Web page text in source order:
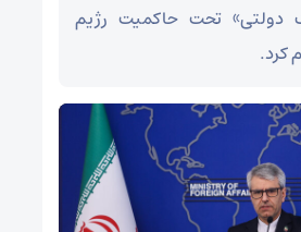
دولتی» تحت حاکمیت رژیم
کرد.